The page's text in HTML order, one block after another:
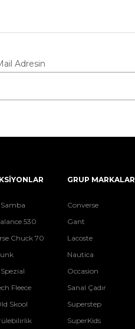
Adresin
530
Chuck 70
Fleece
Skool
GRUP MARKALAR
Converse
Gant
Lacoste
Nautica
Occasion
Sanal Çadır
Superstep
SuperKids